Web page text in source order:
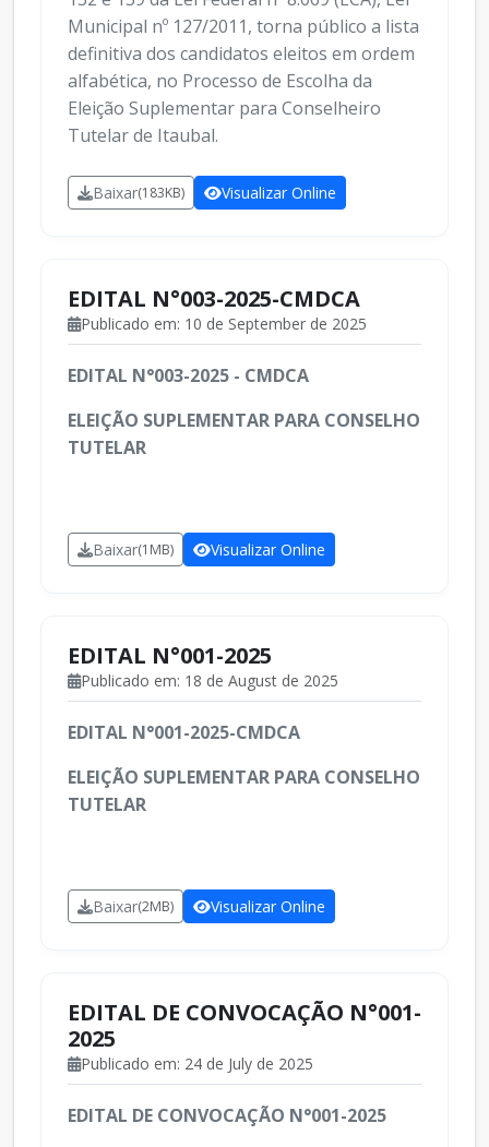
Municipal nº 127/2011, torna público a lista
definitiva dos candidatos eleitos em ordem
alfabética, no Processo de Escolha da
Eleição Suplementar para Conselheiro
Tutelar de Itaubal.
Baixar(183KB) Visualizar Online
EDITAL N°003-2025-CMDCA
Publicado em: 10 de September de 2025
EDITAL N°003-2025 - CMDCA
ELEIÇÃO SUPLEMENTAR PARA CONSELHO
TUTELAR
Baixar(1MB) Visualizar Online
EDITAL N°001-2025
Publicado em: 18 de August de 2025
EDITAL N°001-2025-CMDCA
ELEIÇÃO SUPLEMENTAR PARA CONSELHO
TUTELAR
Baixar(2MB) Visualizar Online
EDITAL DE CONVOCAÇÃO N°001-
2025
Publicado em: 24 de July de 2025
EDITAL DE CONVOCAÇÃO N°001-2025